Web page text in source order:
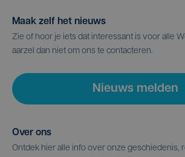
Maak zelf het nieuws
Zie of hoor je iets dat interessant is voor alle
aarzel dan niet om ons te contacteren.
Nieuws melden
Over ons
Ontdek hier alle info over onze geschiedenis,